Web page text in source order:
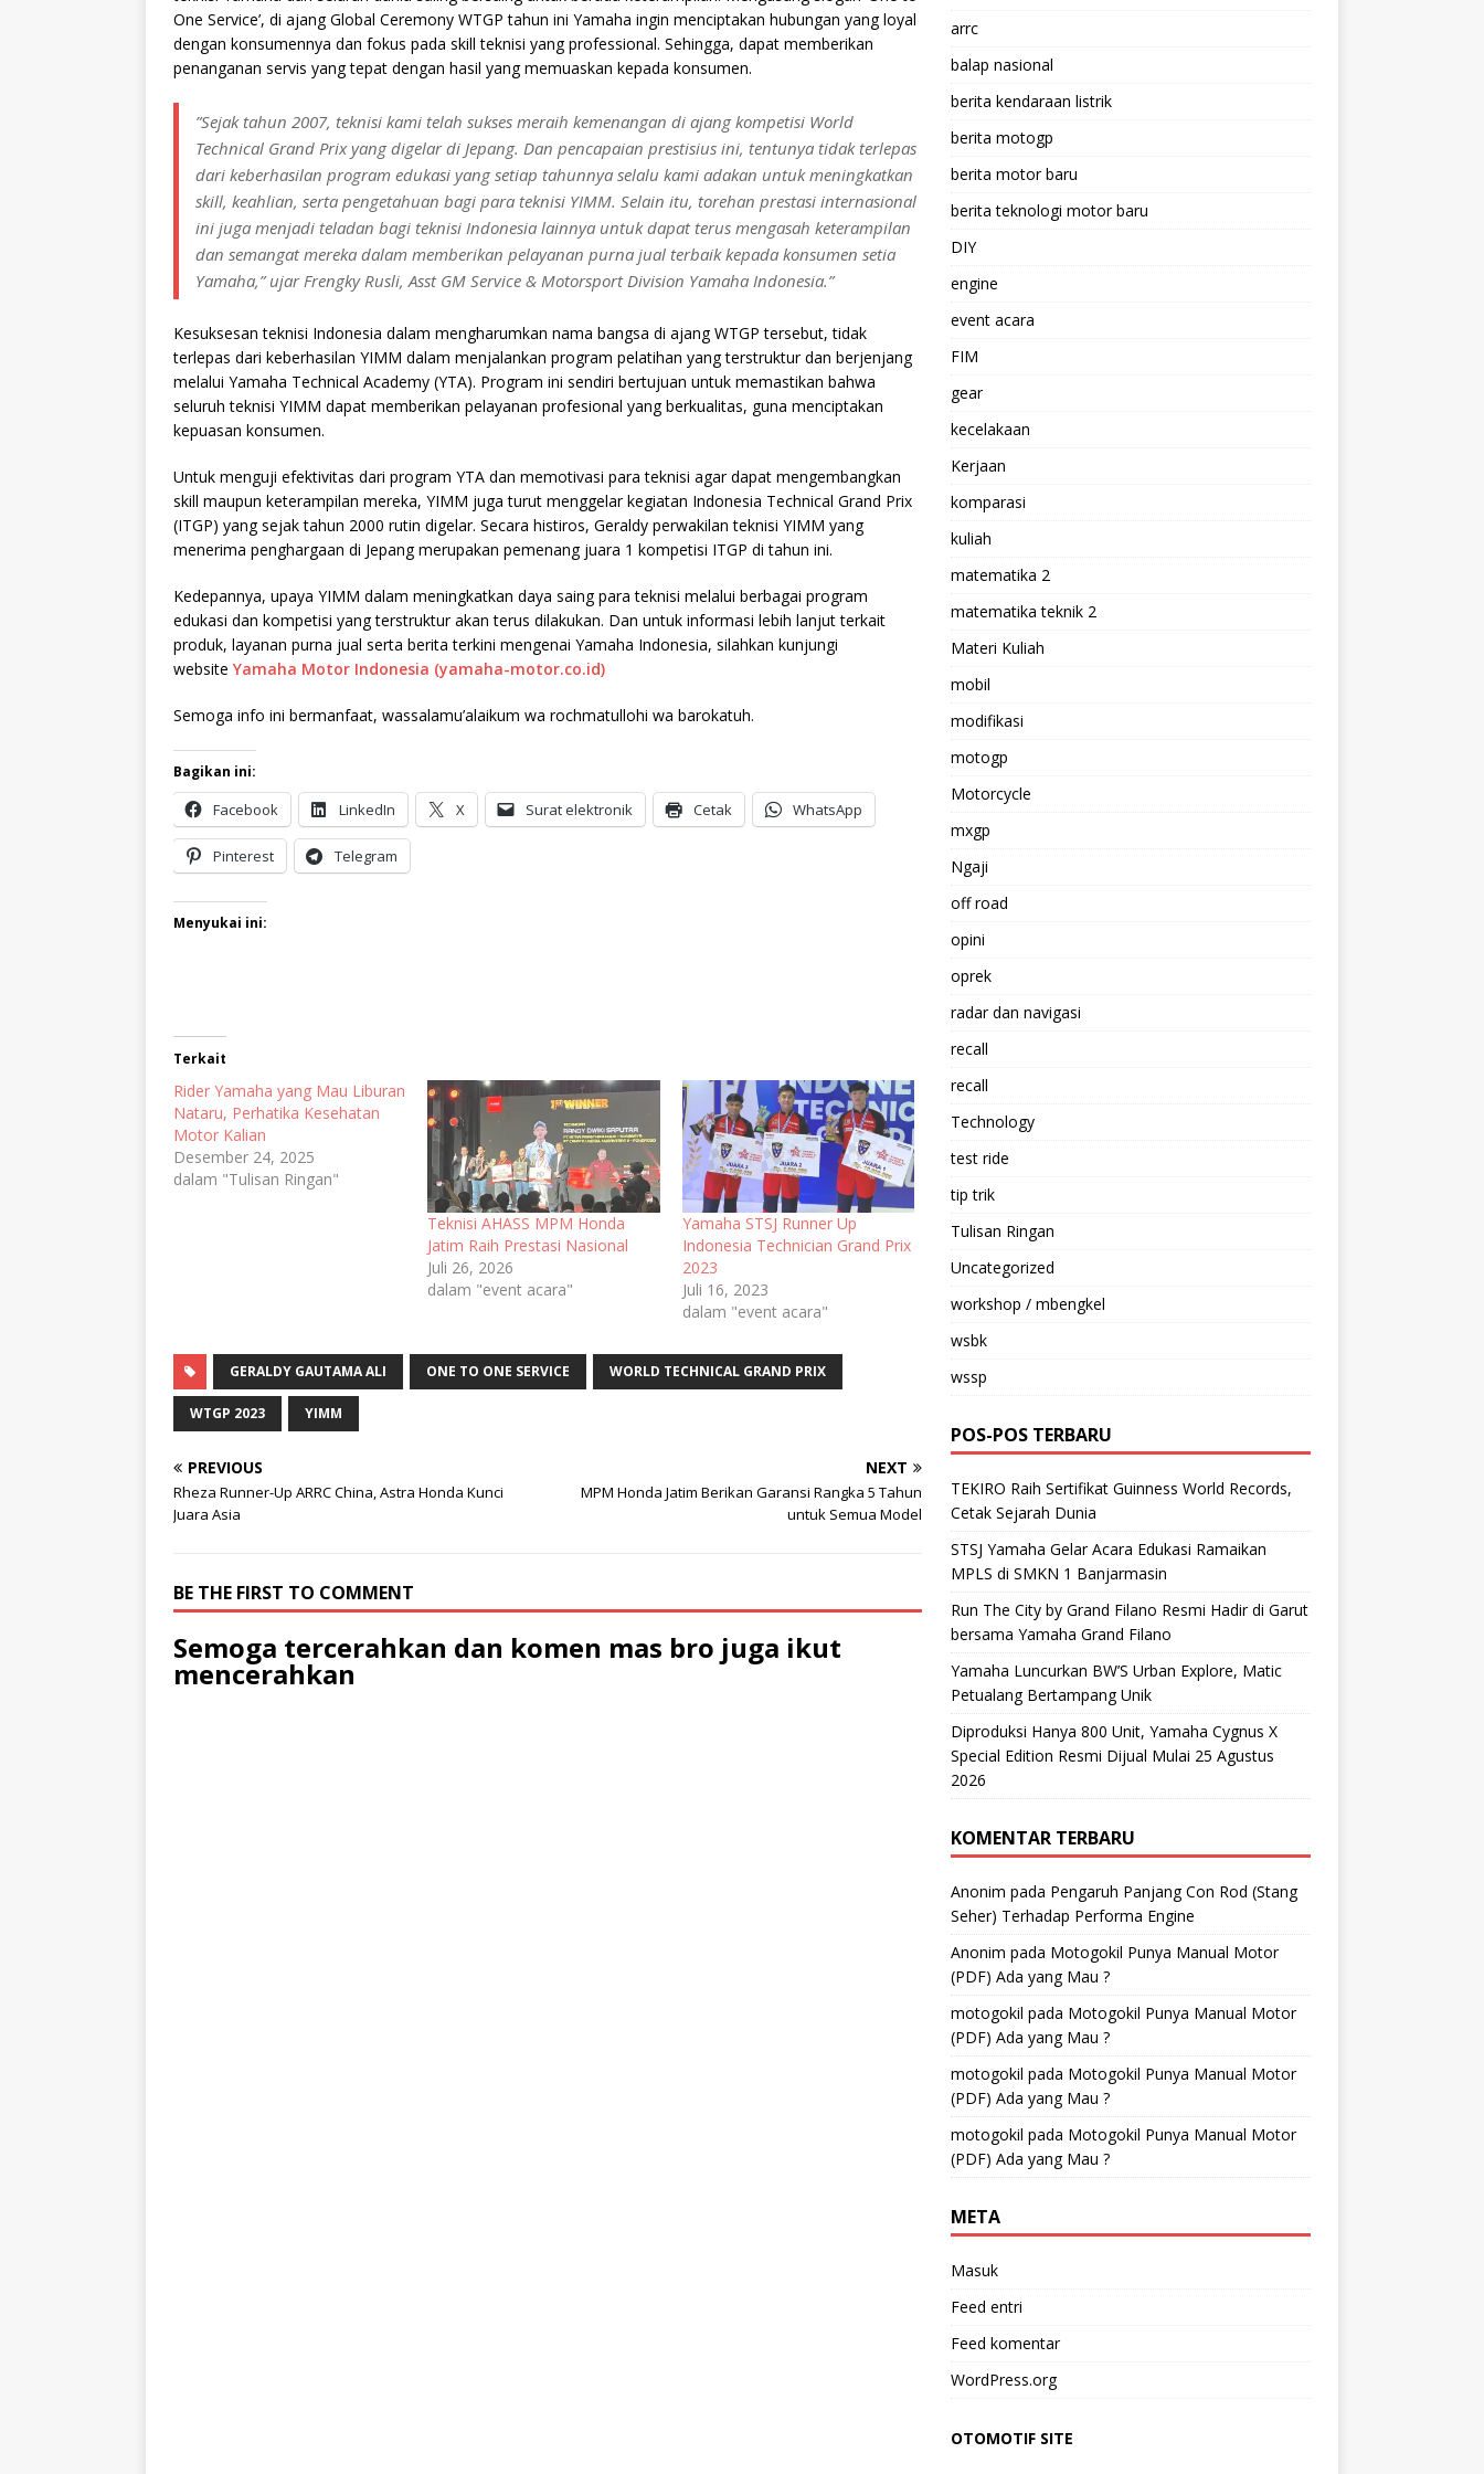
One Service’, di ajang Global Ceremony WTGP tahun ini Yamaha ingin menciptakan hubungan yang loyal
dengan konsumennya dan fokus pada skill teknisi yang professional. Sehingga, dapat memberikan
penanganan servis yang tepat dengan hasil yang memuaskan kepada konsumen.
”Sejak tahun 2007, teknisi kami telah sukses meraih kemenangan di ajang kompetisi World
Technical Grand Prix yang digelar di Jepang. Dan pencapaian prestisius ini, tentunya tidak terlepas
dari keberhasilan program edukasi yang setiap tahunnya selalu kami adakan untuk meningkatkan
skill, keahlian, serta pengetahuan bagi para teknisi YIMM. Selain itu, torehan prestasi internasional
ini juga menjadi teladan bagi teknisi Indonesia lainnya untuk dapat terus mengasah keterampilan
dan semangat mereka dalam memberikan pelayanan purna jual terbaik kepada konsumen setia
Yamaha,” ujar Frengky Rusli, Asst GM Service & Motorsport Division Yamaha Indonesia.”
Kesuksesan teknisi Indonesia dalam mengharumkan nama bangsa di ajang WTGP tersebut, tidak
terlepas dari keberhasilan YIMM dalam menjalankan program pelatihan yang terstruktur dan berjenjang
melalui Yamaha Technical Academy (YTA). Program ini sendiri bertujuan untuk memastikan bahwa
seluruh teknisi YIMM dapat memberikan pelayanan profesional yang berkualitas, guna menciptakan
kepuasan konsumen.
Untuk menguji efektivitas dari program YTA dan memotivasi para teknisi agar dapat mengembangkan
skill maupun keterampilan mereka, YIMM juga turut menggelar kegiatan Indonesia Technical Grand Prix
(ITGP) yang sejak tahun 2000 rutin digelar. Secara histiros, Geraldy perwakilan teknisi YIMM yang
menerima penghargaan di Jepang merupakan pemenang juara 1 kompetisi ITGP di tahun ini.
Kedepannya, upaya YIMM dalam meningkatkan daya saing para teknisi melalui berbagai program
edukasi dan kompetisi yang terstruktur akan terus dilakukan. Dan untuk informasi lebih lanjut terkait
produk, layanan purna jual serta berita terkini mengenai Yamaha Indonesia, silahkan kunjungi
website Yamaha Motor Indonesia (yamaha-motor.co.id)
Semoga info ini bermanfaat, wassalamu’alaikum wa rochmatullohi wa barokatuh.
Bagikan ini:
Facebook LinkedIn X Surat elektronik Cetak WhatsApp
Pinterest Telegram
Menyukai ini:
Terkait
Rider Yamaha yang Mau Liburan
Nataru, Perhatika Kesehatan
Motor Kalian
Desember 24, 2025
dalam "Tulisan Ringan"
Teknisi AHASS MPM Honda
Jatim Raih Prestasi Nasional
Juli 26, 2026
dalam "event acara"
Yamaha STSJ Runner Up
Indonesia Technician Grand Prix
2023
Juli 16, 2023
dalam "event acara"
GERALDY GAUTAMA ALI ONE TO ONE SERVICE WORLD TECHNICAL GRAND PRIX
WTGP 2023 YIMM
PREVIOUS
Rheza Runner-Up ARRC China, Astra Honda Kunci
Juara Asia
NEXT
MPM Honda Jatim Berikan Garansi Rangka 5 Tahun
untuk Semua Model
BE THE FIRST TO COMMENT
Semoga tercerahkan dan komen mas bro juga ikut
mencerahkan
arrc
balap nasional
berita kendaraan listrik
berita motogp
berita motor baru
berita teknologi motor baru
DIY
engine
event acara
FIM
gear
kecelakaan
Kerjaan
komparasi
kuliah
matematika 2
matematika teknik 2
Materi Kuliah
mobil
modifikasi
motogp
Motorcycle
mxgp
Ngaji
off road
opini
oprek
radar dan navigasi
recall
recall
Technology
test ride
tip trik
Tulisan Ringan
Uncategorized
workshop / mbengkel
wsbk
wssp
POS-POS TERBARU
TEKIRO Raih Sertifikat Guinness World Records,
Cetak Sejarah Dunia
STSJ Yamaha Gelar Acara Edukasi Ramaikan
MPLS di SMKN 1 Banjarmasin
Run The City by Grand Filano Resmi Hadir di Garut
bersama Yamaha Grand Filano
Yamaha Luncurkan BW’S Urban Explore, Matic
Petualang Bertampang Unik
Diproduksi Hanya 800 Unit, Yamaha Cygnus X
Special Edition Resmi Dijual Mulai 25 Agustus
2026
KOMENTAR TERBARU
Anonim pada Pengaruh Panjang Con Rod (Stang
Seher) Terhadap Performa Engine
Anonim pada Motogokil Punya Manual Motor
(PDF) Ada yang Mau ?
motogokil pada Motogokil Punya Manual Motor
(PDF) Ada yang Mau ?
motogokil pada Motogokil Punya Manual Motor
(PDF) Ada yang Mau ?
motogokil pada Motogokil Punya Manual Motor
(PDF) Ada yang Mau ?
META
Masuk
Feed entri
Feed komentar
WordPress.org
OTOMOTIF SITE